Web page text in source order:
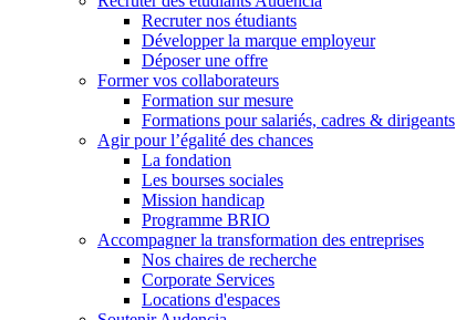
Recruter nos étudiants
Développer la marque employeur
Déposer une offre
Former vos collaborateurs
Formation sur mesure
Formations pour salariés, cadres & dirigeants
Agir pour l’égalité des chances
La fondation
Les bourses sociales
Mission handicap
Programme BRIO
Accompagner la transformation des entreprises
Nos chaires de recherche
Corporate Services
Locations d'espaces